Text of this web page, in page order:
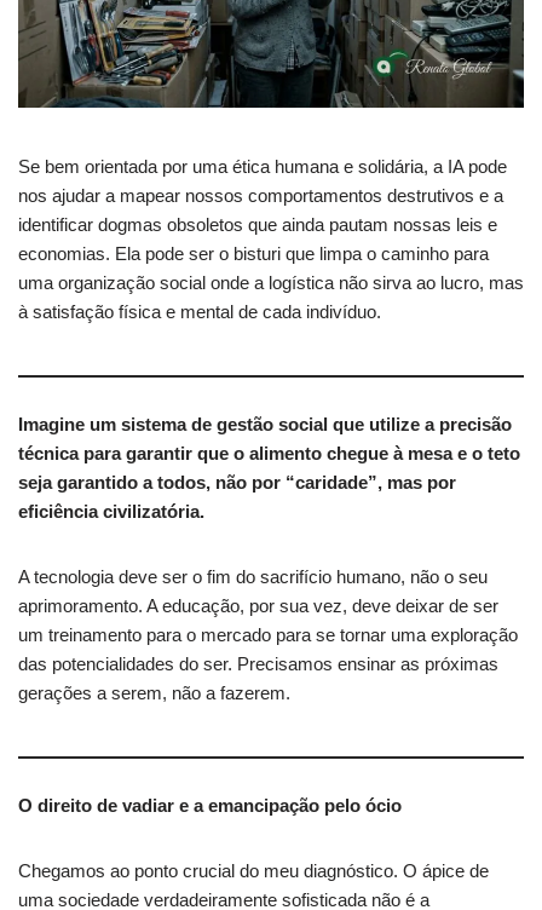
Se bem orientada por uma ética humana e solidária, a IA pode
nos ajudar a mapear nossos comportamentos destrutivos e a
identificar dogmas obsoletos que ainda pautam nossas leis e
economias. Ela pode ser o bisturi que limpa o caminho para
uma organização social onde a logística não sirva ao lucro, mas
à satisfação física e mental de cada indivíduo.
Imagine um sistema de gestão social que utilize a precisão
técnica para garantir que o alimento chegue à mesa e o teto
seja garantido a todos, não por “caridade”, mas por
eficiência civilizatória.
A tecnologia deve ser o fim do sacrifício humano, não o seu
aprimoramento. A educação, por sua vez, deve deixar de ser
um treinamento para o mercado para se tornar uma exploração
das potencialidades do ser. Precisamos ensinar as próximas
gerações a serem, não a fazerem.
O direito de vadiar e a emancipação pelo ócio
Chegamos ao ponto crucial do meu diagnóstico. O ápice de
uma sociedade verdadeiramente sofisticada não é a